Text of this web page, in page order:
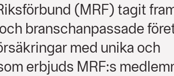
(MRF) tagit
branschanpassade
med unika och
erbjuds MRF:s